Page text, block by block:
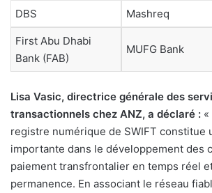
DBS Mashreq
First Abu Dhabi
Bank (FAB)
MUFG Bank
Lisa Vasic, directrice générale des
transactionnels chez ANZ, a déclaré :
registre numérique de SWIFT constitue
importante dans le développement des
paiement transfrontalier en temps réel
permanence. En associant le réseau